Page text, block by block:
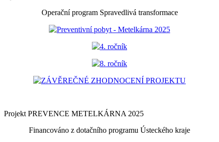
Operační program Spravedlivá transformace
Preventivní pobyt - Metelkárna 2025
4. ročník
8. ročník
ZÁVĚREČNÉ ZHODNOCENÍ PROJEKTU
Projekt PREVENCE METELKÁRNA 2025
Financováno z dotačního programu Ústeckého kraje